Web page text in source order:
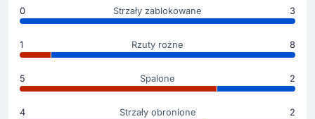
Emiliano Buendia(Strzelec)
John McGinn(Asysta)
asystuje przy golu na 0 - 2.
0 Strzały zablokowane 3
1 Rzuty rożne 8
5 Spalone 2
4 Strzały obronione 2